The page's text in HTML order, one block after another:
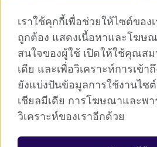
British Council global
Privacy and terms
Terms and conditions of sale
คุกกี้
Sitemap
เราใช้คุกกี้เพื่อช่วยให้ไซต์ของ
ถูกต้อง แสดงเนื้อหาและโฆษ
สนใจของผู้ใช้ เปิดให้ใช้คุณส
เดีย และเพื่อวิเคราะห์การเข้า
ยังแบ่งปันข้อมูลการใช้งานไซ
เชียลมีเดีย การโฆษณาและพา
วิเคราะห์ของเราอีกด้วย